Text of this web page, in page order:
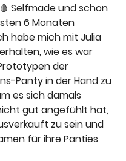
Selfmade und schon
6 Monaten
habe mich mit Julia
wie es war
der
Panty in der Hand zu
es sich damals
gut angefühlt hat,
zu sein und
für ihre Panties